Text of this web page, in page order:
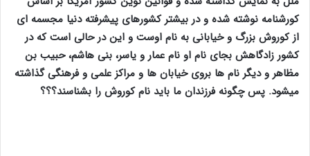
کورشنامه نوشته شده و در بیشتر کشورهای پیشرفته دنیا مجسمه ای
از کوروش بزرگ و خیابانی به نام اوست و این در حالی است که در
کشور زادگاهش بجای نام او نام عمار و یاسر، بنی هاشم، حبیب بن
مظاهر و دیگر نام ها بروی خیابان ها و مراکز علمی و فرهنگی گذاشته
میشود. پس چگونه فرزندان ما باید نام کوروش را بشناسند؟؟؟